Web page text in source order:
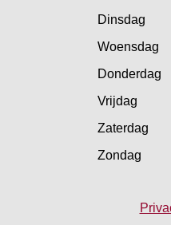
Dinsdag
Woensdag
Donderdag
Vrijdag
Zaterdag
Zondag